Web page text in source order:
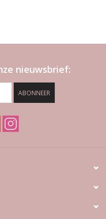
nieuwsbrief:
ABONNEER